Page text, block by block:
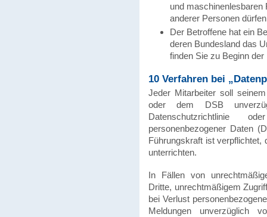
und maschinenlesbaren
anderer Personen
Der Betroffene hat ein
deren Bundesland das
finden Sie zu Beginn
10 Verfahren bei
Jeder Mitarbeiter soll
oder dem DSB
Datenschutzrichtlinie
personenbezogener Daten
Führungskraft ist verpflichtet,
unterrichten.
In Fällen von
Dritte, unrechtmäßigem
bei Verlust
Meldungen unverzüglich